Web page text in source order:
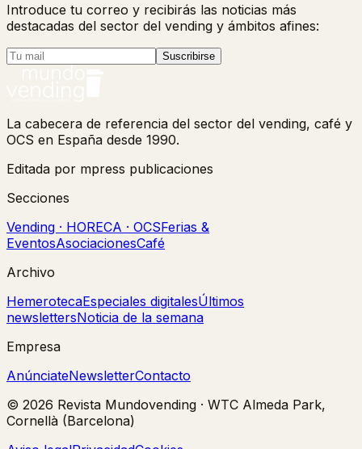
Introduce tu correo y recibirás las noticias más
destacadas del sector del vending y ámbitos afines:
Suscribirse
La cabecera de referencia del sector del vending, café y
OCS en España desde 1990.
Editada por mpress publicaciones
Secciones
Vending · HORECA · OCSFerias &
EventosAsociacionesCafé
Archivo
HemerotecaEspeciales digitalesÚltimos
newslettersNoticia de la semana
Empresa
AnúnciateNewsletterContacto
© 2026 Revista Mundovending · WTC Almeda Park,
Cornellà (Barcelona)